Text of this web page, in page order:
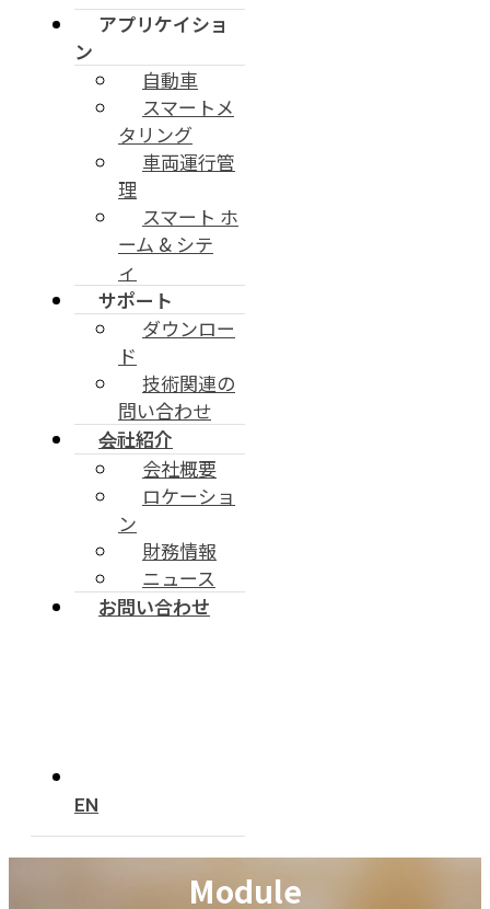
アプリケイショ
ン
自動車
スマートメ
タリング
車両運行管
理
スマート ホ
ーム & シテ
ィ
サポート
ダウンロー
ド
技術関連の
問い合わせ
会社紹介
会社概要
ロケーショ
ン
財務情報
ニュース
お問い合わせ
EN
Module